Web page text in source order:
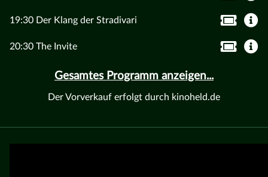
19:30 Der Klang der Stradivari
20:30 The Invite
Gesamtes Programm anzeigen...
Der Vorverkauf erfolgt durch kinoheld.de